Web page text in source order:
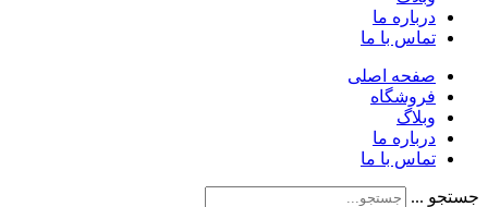
درباره ما
تماس با ما
صفحه اصلی
فروشگاه
وبلاگ
درباره ما
تماس با ما
جستجو ...